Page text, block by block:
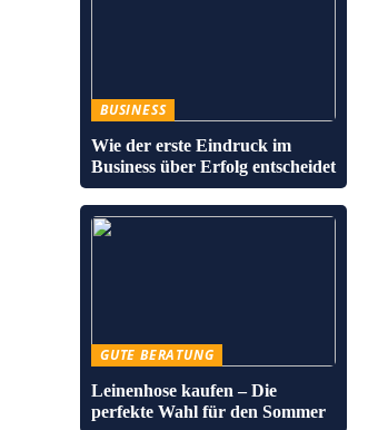
BUSINESS
Wie der erste Eindruck im
Business über Erfolg entscheidet
GUTE BERATUNG
Leinenhose kaufen – Die
perfekte Wahl für den Sommer